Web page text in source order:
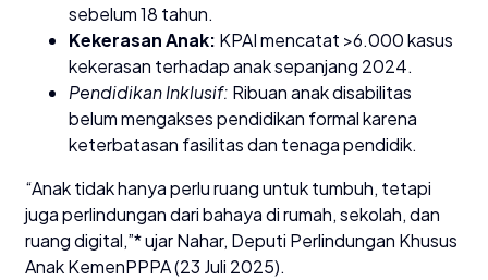
sebelum 18 tahun.
Kekerasan Anak: KPAI mencatat >6.000 kasus
kekerasan terhadap anak sepanjang 2024.
Pendidikan Inklusif: Ribuan anak disabilitas
belum mengakses pendidikan formal karena
keterbatasan fasilitas dan tenaga pendidik.
“Anak tidak hanya perlu ruang untuk tumbuh, tetapi
juga perlindungan dari bahaya di rumah, sekolah, dan
ruang digital,”* ujar Nahar, Deputi Perlindungan Khusus
Anak KemenPPPA (23 Juli 2025).